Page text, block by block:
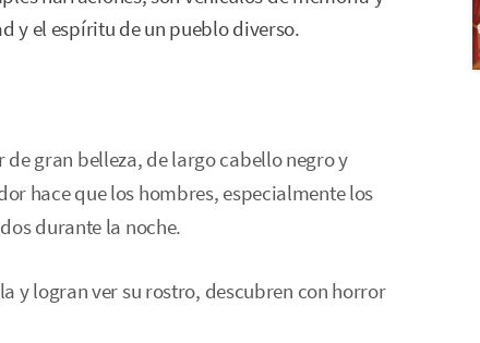
y el espíritu de un pueblo diverso.
gran belleza, de largo cabello negro y
hace que los hombres, especialmente los
durante la noche.
y logran ver su rostro, descubren con horror